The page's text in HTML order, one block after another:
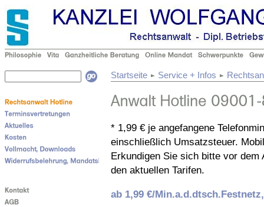
Startseite Service + Infos
* 1,99 € je angefangene
einschließlich Umsatzsteuer.
Erkundigen Sie sich bitte vor
den aktuellen Tarifen.
ab 1,99 €/